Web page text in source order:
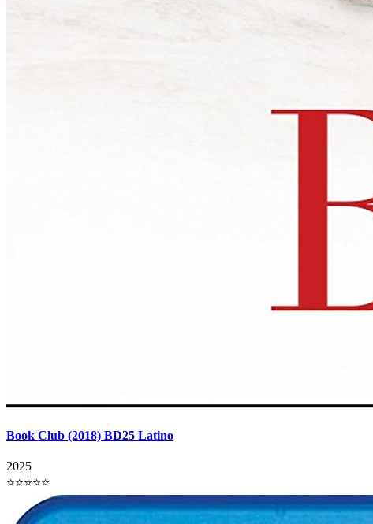
Book Club (2018) BD25 Latino
2025
⭐⭐⭐⭐⭐